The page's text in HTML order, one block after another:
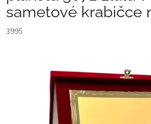
sametové krabičce
3995